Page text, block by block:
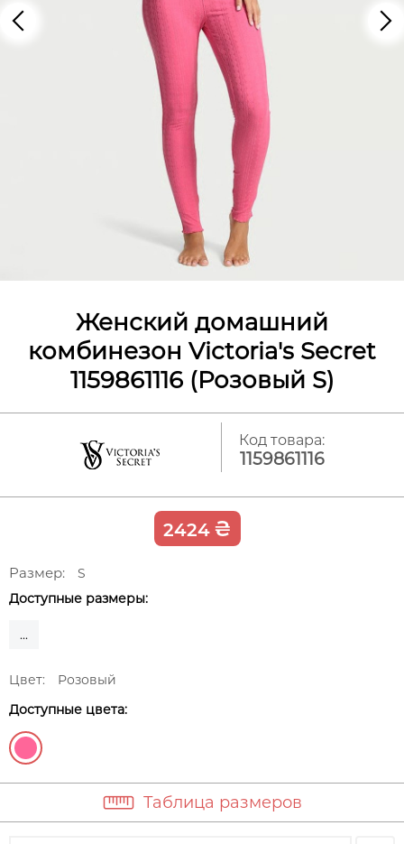
Женский домашний
комбинезон Victoria's Secret
1159861116 (Розовый S)
Код товара:
1159861116
2424 ₴
Размер:
S
Доступные размеры:
...
Цвет:
Розовый
Доступные цвета:
Таблица размеров